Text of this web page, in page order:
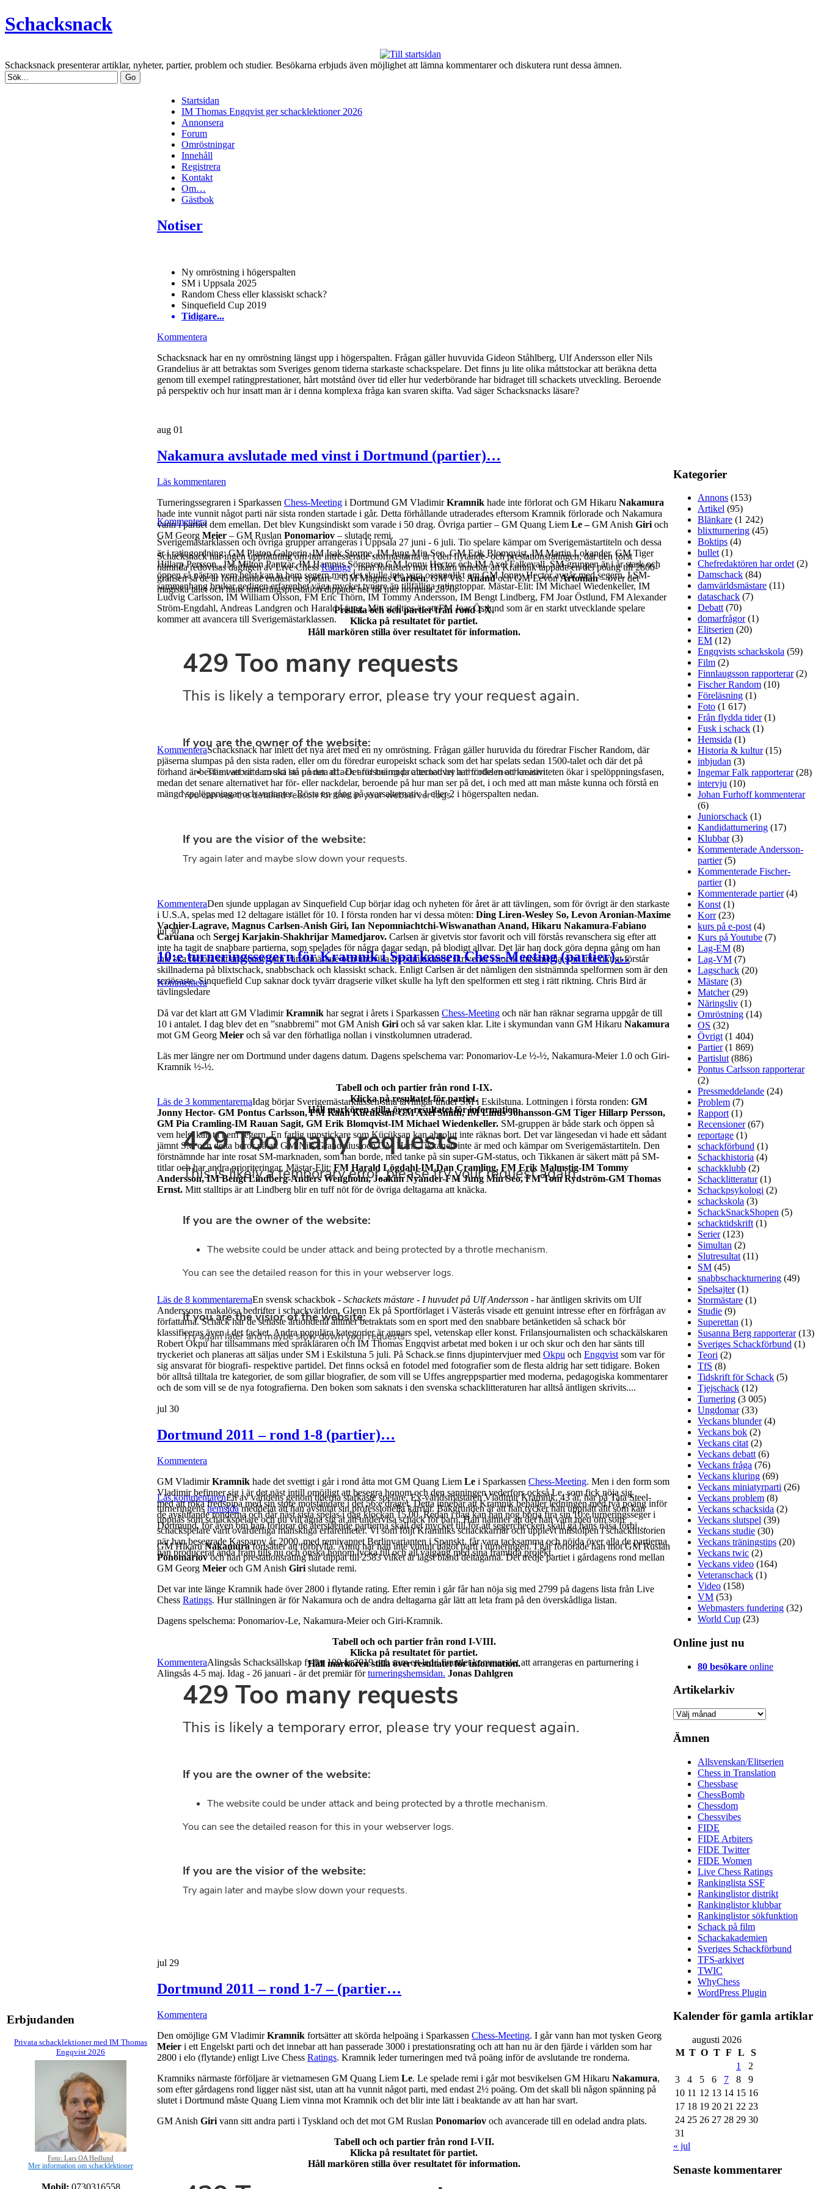
Schacksnack
Schacksnack presenterar artiklar, nyheter, partier, problem och studier. Besökarna erbjuds även möjlighet att lämna kommentarer och diskutera runt dessa ämnen.
Erbjudanden
Privata schacklektioner med IM Thomas
Engqvist 2026
Foto: Lars OA Hedlund
Mer information om schacklektioner
Startsidan
IM Thomas Engqvist ger schacklektioner 2026
Annonsera
Forum
Omröstningar
Innehåll
Registrera
Kontakt
Om…
Gästbok
Notiser
Ny omröstning i högerspalten
SM i Uppsala 2025
Random Chess eller klassiskt schack?
Sinquefield Cup 2019
Tidigare...
Kommentera
Schacksnack har en ny omröstning längst upp i högerspalten. Frågan gäller huvuvida Gideon Ståhlberg, Ulf Andersson eller Nils
Grandelius är att betraktas som Sveriges genom tiderna starkaste schackspelare. Det finns ju lite olika måttstockar att beräkna detta
genom till exempel ratingprestationer, hårt motstånd över tid eller hur vederbörande har bidraget till schackets utveckling. Beroende
på perspektiv och hur insatt man är i denna komplexa fråga kan svaren skifta. Vad säger Schacksnacks läsare?
Kommentera
Sverigemästarklassen och övriga grupper arrangeras i Uppsala 27 juni - 6 juli. Tio spelare kämpar om Sverigemästartiteln och dessa
är i ratingordning: GM Platon Galperin, IM Isak Storme, IM Jung Min Seo, GM Erik Blomqvist, IM Martin Lokander, GM Tiger
Hillarp Persson., IM Milton Pantzar, IM Hampus Sörensen GM Jonny Hector och IM Axel Falkevall. SM-gruppen är i år stark och
öppen så nästan vem helst kan ta hem segern men det skulle inte vara osannolikt om GM Jonny Hector avgår med segern. I SM-
sammanhang brukar gedigen erfarenhet väga mycket tyngre än tillfälliga ratingtoppar. Mästar-Elit: IM Michael Wiedenkeller, IM
Ludvig Carlsson, IM William Olsson, FM Eric Thörn, IM Tommy Andersson, IM Bengt Lindberg, FM Joar Östlund, FM Alexander
Ström-Engdahl, Andreas Landgren och Harald Ljung. Mitt stalltips är att FM Joar Östlund som är en starkt utvecklande spelare
kommer att avancera till Sverigemästarklassen.
KommenteraSchacksnack har inlett det nya året med en ny omröstning. Frågan gäller huruvida du föredrar Fischer Random, där
pjäserna slumpas på den sista raden, eller om du föredrar europeiskt schack som det har spelats sedan 1500-talet och där det på
förhand är bestämt att vit dam ska stå på ruta d1. Det förstnämnda alternativet har fördelen att kreativiteten ökar i spelöppningsfasen,
medan det senare alternativet har för- eller nackdelar, beroende på hur man ser på det, i och med att man måste kunna och förstå en
mängd spelöppningar och varianter. Rösta en gång på svarsalternativ 1 eller 2 i högerspalten nedan.
KommenteraDen sjunde upplagan av Sinquefield Cup börjar idag och nyheten för året är att tävlingen, som för övrigt är den starkaste
i U.S.A, spelas med 12 deltagare istället för 10. I första ronden har vi dessa möten: Ding Liren-Wesley So, Levon Aronian-Maxime
Vachier-Lagrave, Magnus Carlsen-Anish Giri, Ian Nepomniachtchi-Wiswanathan Anand, Hikaru Nakamura-Fabiano
Caruana och Sergej Karjakin-Shakhrijar Mamedjarov. Carlsen är givetvis stor favorit och vill förstås revanschera sig efter att
inte ha tagit de snabbare partierna, som spelades för några dagar sedan, på blodigt allvar. Det lär han dock göra denna gång om han
inte ska förlora sitt anséende som världsmästare och undvika förödmjukande skriverier i norsk massmedia som inte riktigt förstår
skillnaderna på blixtschack, snabbschack och klassiskt schack. Enligt Carlsen är det nämligen den sistnämnda spelformen som är den
seriösaste. Sinquefield Cup saknar dock tyvärr dragserie vilket skulle ha lyft den spelformen ett steg i rätt riktning. Chris Bird är
tävlingsledare
Läs de 3 kommentarernaIdag börjar Sverigemästarklassen sina tävlingar under SM i Eskilstuna. Lottningen i första ronden: GM
Jonny Hector- GM Pontus Carlsson, FM Kaan Kücüksan-GM Axel Smith, IM Linus Johansson-GM Tiger Hillarp Persson,
GM Pia Cramling-IM Rauan Sagit, GM Erik Blomqvist-IM Michael Wiedenkeller. SM-gruppen är både stark och öppen så
vem helst kan ta hem segern. En farlig uppstickare som Kücüksan kan absolut inte räknas bort. Det var längesedan vi hade ett sådant
jämnt SM och detta beror på att GM Nils Grandelius och GM Hans Tikkanen inte är med och kämpar om Sverigemästartiteln. Den
förstnämnde har inte rosat SM-marknaden, som han borde, med tanke på sin super-GM-status, och Tikkanen är säkert mätt på SM-
titlar och har andra prioriteringar. Mästar-Elit: FM Harald Lögdahl-IM Dan Cramling, FM Erik Malmstig-IM Tommy
Andersson, IM Bengt Lindberg-Anders Wengholm, Joakim Nyander-FM Jung Min Seo, FM Tom Rydström-GM Thomas
Ernst. Mitt stalltips är att Lindberg blir en tuff nöt för de övriga deltagarna att knäcka.
Läs de 8 kommentarernaEn svensk schackbok - Schackets mästare - I huvudet på Ulf Andersson - har äntligen skrivits om Ulf
Anderssons makalösa bedrifter i schackvärlden. Glenn Ek på Sportförlaget i Västerås visade ett genuint intresse efter en förfrågan av
författarna. Schack har de senaste årtiondena alltmer betraktats som en sport med den snabbare betänketiden så schack bör
klassificeras även i det facket. Andra populära kategorier är annars spel, vetenskap eller konst. Frilansjournalisten och schackälskaren
Robert Okpu har tillsammans med språkläraren och IM Thomas Engqvist arbetat med boken i ur och skur och den har sänts till
tryckeriet och planeras att säljas under SM i Eskilstuna 5 juli. På Schack.se finns djupintervjuer med Okpu och Engqvist som var för
sig ansvarat för biografi- respektive partidel. Det finns också en fotodel med fotografier som de flesta aldrig har sett tidigare. Boken
bör alltså tilltala tre kategorier, de som gillar biografier, de som vill se Uffes angreppspartier med moderna, pedagogiska kommentarer
och de som vill se de nya fotografierna. Den boken som saknats i den svenska schacklitteraturen har alltså äntligen skrivits....
Läs kommentarenEn av världens genom tiderna starkaste spelare, Ex-världsmästaren Vladimir Kramnik, 43 år, har på Tata Steel-
turneringens hemsidameddelat att han avslutat sin professionella karriär. Bakgrunden är att han tycker han uppnått allt som kan
uppnås som schackspelare och nu vill ägna sig åt att undervisa schack för barn. Han nämner att det han varit med om som
schackspelare varit ovärderliga mänskliga erfarenheter. Vi som följt Kramniks schackkarriär och upplevt milstolpen i schackhistorien
när han besegrade Kasparov år 2000, med remivapnet Berlinvarianten i Spanskt, får vara tacksamma och nöjda över alla de partierna
han producerat ända fram tills nu och önska honom lycka till och all välgång med sina framtida projekt.
KommenteraAlingsås Schacksällskap fyller 100 år 2019 och som ett led i firandet kommer det att arrangeras en parturnering i
Alingsås 4-5 maj. Idag - 26 januari - är det premiär förturneringshemsidan. Jonas Dahlgren
aug 01
Nakamura avslutade med vinst i Dortmund (partier)…
Läs kommentaren
Turneringssegraren i Sparkassen Chess-Meeting i Dortmund GM VladimirKramnik hade inte förlorat och GM Hikaru Nakamura
hade inte vunnit något parti när sista ronden startade i går. Detta förhållande utraderades eftersom Kramnik förlorade och Nakamura
vann i partiet dem emellan. Det blev Kungsindiskt som varade i 50 drag. Övriga partier – GM Quang Liem Le –GM Anish Giri och
GM Georg Meier – GM Ruslan Ponomariov – slutade remi.
Schacksnack har ingen uppfattning om hur intresserade stormästarna är i den flytande- och prestationsratingen, där den först
nämnda redovisas dagligen av Live ChessRatings, men förlusten mot Hikaru innebar att Kramnik tappade en del poäng till 2800-
gränsen så de är fortfarande endast tre spelare – GM MagnusCarlsen, GM Vis.Anandoch GM LevonArtonian– över det
magiska talet och hans turneringsprestation dippade ner till mer normala 2870.
Prislista och och partier från rond I-X.
Klicka på resultatet för partiet.
Håll markören stilla över resultatet för information.
jul30
10:e turneringssegern för Kramnik i Sparkassen Chess-Meeting (partier)…
Kommentera
Då var det klart att GM VladimirKramnik har segrat i årets i Sparkassen Chess-Meeting och när han räknar segrarna uppgår de till
10 i antalet. I dag blev det en ”snabbremi” mot GM Anish Giri och så var saken klar. Lite i skymundan vann GM Hikaru Nakamura
mot GM Georg Meier och så var den förhatliga nollan i vinstkolumnen utraderad.
Läs mer längre ner om Dortmund under dagens datum. Dagens spelschema var: Ponomariov-Le ½-½, Nakamura-Meier 1.0 och Giri-
Kramnik ½-½.
Tabell och och partier från rond I-IX.
Klicka på resultatet för partiet.
Håll markören stilla över resultatet för information.
jul 30
Dortmund 2011 – rond 1-8 (partier)…
Kommentera
GM VladimirKramnik hade det svettigt i går i rond åtta mot GM Quang Liem Le i Sparkassen Chess-Meeting. Men i den form som
Vladimir befinner sig i är det näst intill omöjligt att besegra honom och den sanningen vederfors också Le, som fick nöja sig
med att röka fredspipa med sin store motståndare i det 56:e draget. Detta innebär att Kramnik behåller ledningen med två poäng inför
de avslutande ronderna och där näst sista spelas i dag klockan 15.00. Redan i dag kan han nog börja fira sin 10:e turneringsseger i
Dortmund, för även om han förlorar de återstående partierna skall det mycket till för att segerchecken skall gå hans näsa förbi…
GM HikaruNakamurafortsätter att förbrylla. Ännu har han inte vunnit något parti i turneringen. I går förlorade han mot GM Ruslan
Ponomariovoch han prestationsrating har dippat till 2583 vilket är lägst bland deltagarna. Det tredje partiet i gårdagens rond mellan
GM Georg Meier och GM Anish Giri slutade remi.
Det var inte länge Kramnik hade över 2800 i flytande rating. Efter remin i går får han nöja sig med 2799 på dagens lista från Live
Chess Ratings. Hur ställningen är för Nakamura och de andra deltagarna går lätt att leta fram på den överskådliga listan.
Dagens spelschema: Ponomariov-Le, Nakamura-Meier och Giri-Kramnik.
Tabell och och partier från rond I-VIII.
Klicka på resultatet för partiet.
Håll markören stilla över resultatet för information.
jul 29
Dortmund 2011 – rond 1-7 – (partier…
Kommentera
Den omöjlige GM VladimirKramnik fortsätter att skörda helpoäng i Sparkassen Chess-Meeting. I går vann han mot tysken Georg
Meier i ett Engelskt parti och det innebar att han passerade 3000 i prestationsrating och att han nu är den fjärde i världen som har
2800 i elo (flytande) enligt Live Chess Ratings. Kramnik leder turneringen med två poäng inför de avslutande tre ronderna.
Kramniks närmaste förföljare är vietnamesen GM Quang Liem Le. Le spelade remi i går mot besvikelsen GM Hikaru Nakamura,
som efter gårdagens rond ligger näst sist, utan att ha vunnit något parti, med endast 2½ poäng. Om det skall bli någon spänning på
slutet i Dortmund måste Quang Liem vinna mot Kramnik och det blir inte lätt i beaktande av att han har svart.
GM Anish Giri vann sitt andra parti i Tyskland och det mot GM Ruslan Ponomariov och avancerade till en odelad andra plats.
Tabell och och partier från rond I-VII.
Klicka på resultatet för partiet.
Håll markören stilla över resultatet för information.
Kategorier
Annons (153)
Artikel (95)
Blänkare (1 242)
blixtturnering (45)
Boktips (4)
bullet (1)
Chefredaktören har ordet (2)
Damschack (84)
damvärldsmästare (11)
dataschack (7)
Debatt (70)
domarfrågor(1)
Elitserien (20)
EM (12)
Engqvists schackskola (59)
Film (2)
Finnlaugsson rapporterar(2)
Fischer Random (10)
Föreläsning (1)
Foto (1 617)
Från flydda tider(1)
Fusk i schack (1)
Hemsida (1)
Historia & kultur(15)
inbjudan (3)
Ingemar Falk rapporterar(28)
intervju (10)
Johan Furhoff kommenterar
(6)
Juniorschack (1)
Kandidatturnering (17)
Klubbar(3)
Kommenterade Andersson-
partier(5)
Kommenterade Fischer-
partier(1)
Kommenterade partier(4)
Konst (1)
Korr(23)
kurs på e-post (4)
Kurs på Youtube (7)
Lag-EM (8)
Lag-VM (7)
Lagschack (20)
Mästare (3)
Matcher(29)
Näringsliv (1)
Omröstning (14)
OS (32)
Övrigt (1 404)
Partier(1 869)
Partislut (886)
Pontus Carlsson rapporterar
(2)
Pressmeddelande (24)
Problem (7)
Rapport (1)
Recensioner(67)
reportage (1)
schackförbund (1)
Schackhistoria (4)
schackklubb (2)
Schacklitteratur(1)
Schackpsykologi (2)
schackskola (3)
SchackSnackShopen (5)
schacktidskrift (1)
Serier(123)
Simultan (2)
Slutresultat (11)
SM (45)
snabbschackturnering (49)
Spelsajter(1)
Stormästare (1)
Studie (9)
Superettan (1)
Susanna Berg rapporterar(13)
Sveriges Schackförbund (1)
Teori (2)
TfS (8)
Tidskrift för Schack (5)
Tjejschack (12)
Turnering (3 005)
Ungdomar(33)
Veckans blunder(4)
Veckans bok (2)
Veckans citat (2)
Veckans debatt (6)
Veckans fråga (76)
Veckans kluring (69)
Veckans miniatyrparti (26)
Veckans problem (8)
Veckans schacksida (2)
Veckans slutspel (39)
Veckans studie (30)
Veckans träningstips (20)
Veckans twic (2)
Veckans video (164)
Veteranschack (1)
Video (158)
VM (53)
Webmasters fundering (32)
World Cup (23)
Online just nu
80 besökare online
Artikelarkiv
Artikelarkiv
Ämnen
Allsvenskan/Elitserien
Chess in Translation
Chessbase
ChessBomb
Chessdom
Chessvibes
FIDE
FIDE Arbiters
FIDE Twitter
FIDE Women
Live Chess Ratings
Rankinglista SSF
Rankinglistor distrikt
Rankinglistor klubbar
Rankinglistor sökfunktion
Schack på film
Schackakademien
Sveriges Schackförbund
TFS-arkivet
TWIC
WhyChess
WordPress Plugin
Kalender för gamla artiklar
augusti 2026
M T O T F L
S
1
2
3
4 5 6 7 8
9
10 11 12 13 14 15 16
17 18 19 20 21 22 23
24 25 26 27 28 29 30
31
« jul
Senaste kommentarer